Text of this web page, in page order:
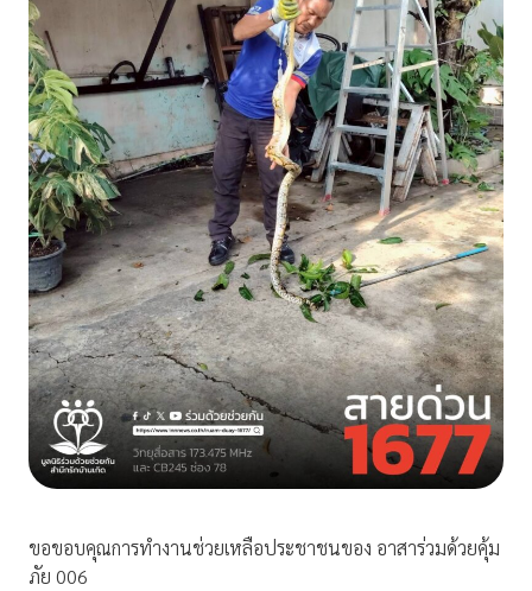
ขอขอบคุณการทำงานช่วยเหลือประชาชนของ อาสาร่วมด้วยคุ้ม
ภัย 006